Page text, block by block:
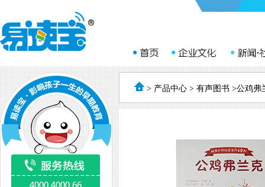
> 产品中心 > 有声图书 >公鸡弗